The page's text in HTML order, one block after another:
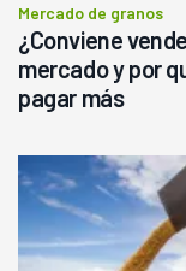
Mercado de granos
¿Conviene
mercado y por
pagar más